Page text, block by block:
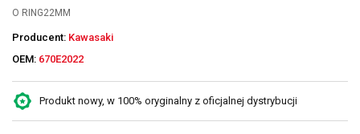
O RING22MM
Producent: Kawasaki
OEM: 670E2022
Produkt nowy, w 100% oryginalny z oficjalnej dystrybucji